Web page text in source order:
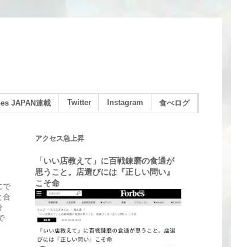
JAPAN連載 Twitter Instagram 食べログ
で
合
アクセス急上昇
「いい店教えて」に百戦錬磨の食通が
思うこと。店選びには『正しい問い』
こそ命